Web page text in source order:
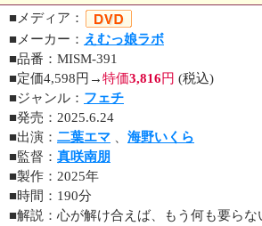
■メディア：
■メーカー： えむっ娘ラボ
■品番：MISM-391
■定価4,598円→特価3,816円 (税込)
■ジャンル： フェチ
■発売：2025.6.24
■出演： 二葉エマ
海野いくら
■監督： 真咲南朋
■製作：2025年
■時間：190分
■解説：心が解け合えば、もう何も要ら